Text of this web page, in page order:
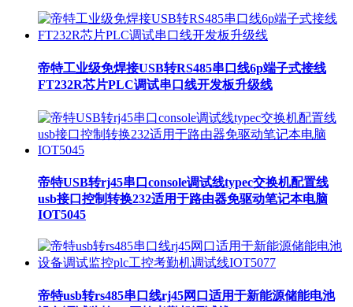
帝特工业级免焊接USB转RS485串口线6p端子式接线
FT232R芯片PLC调试串口线开发板升级线
帝特USB转rj45串口console调试线typec交换机配置线
usb接口控制转换232适用于路由器免驱动笔记本电脑
IOT5045
帝特usb转rs485串口线rj45网口适用于新能源储能电池